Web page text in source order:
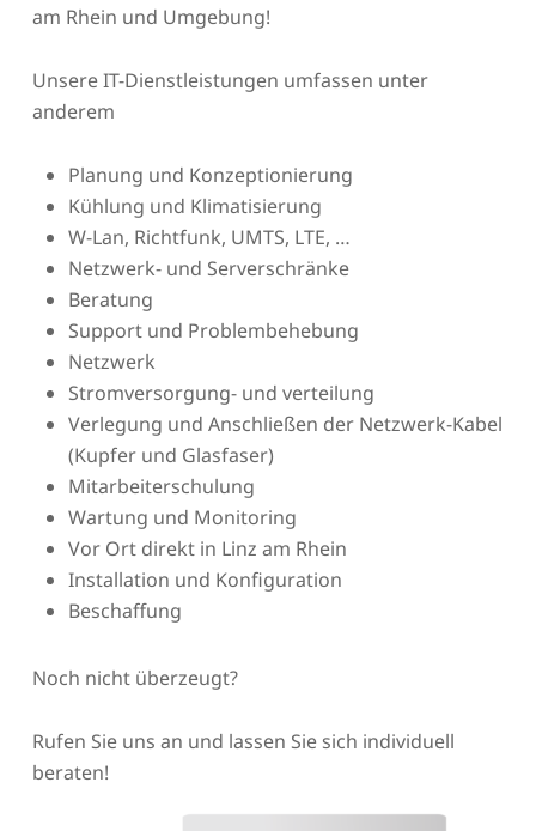
am Rhein und Umgebung!
Unsere IT-Dienstleistungen umfassen unter
anderem
Planung und Konzeptionierung
Kühlung und Klimatisierung
W-Lan, Richtfunk, UMTS, LTE, …
Netzwerk- und Serverschränke
Beratung
Support und Problembehebung
Netzwerk
Stromversorgung- und verteilung
Verlegung und Anschließen der Netzwerk-Kabel
(Kupfer und Glasfaser)
Mitarbeiterschulung
Wartung und Monitoring
Vor Ort direkt in Linz am Rhein
Installation und Konfiguration
Beschaffung
Noch nicht überzeugt?
Rufen Sie uns an und lassen Sie sich individuell
beraten!